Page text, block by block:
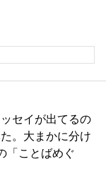
セイが出てるの
。大まかに分け
「ことばめぐ